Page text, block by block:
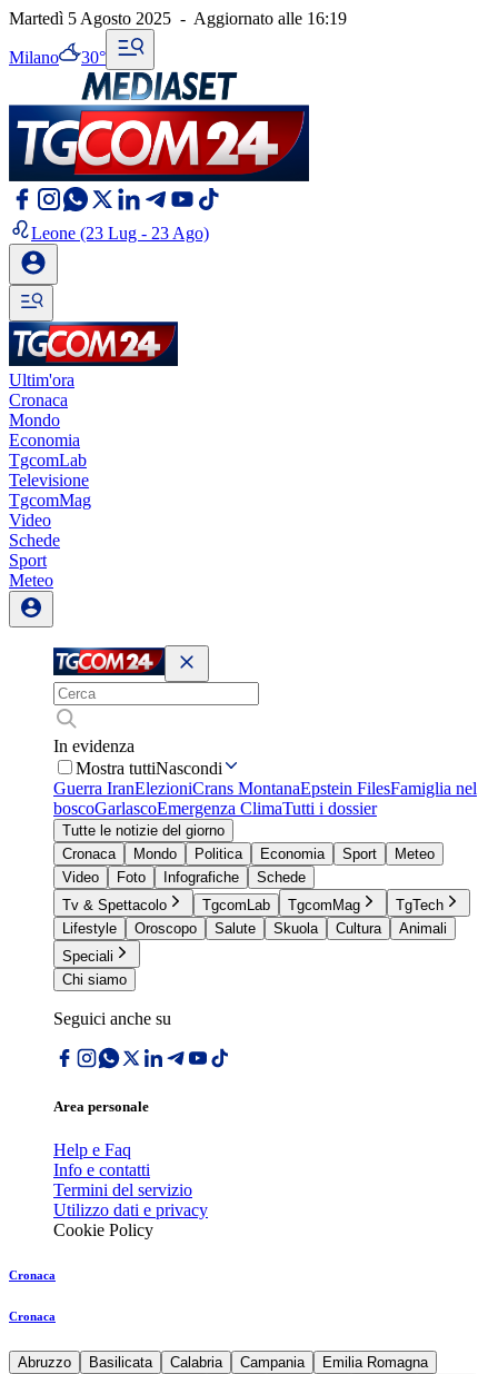
Martedì 5 Agosto 2025 - Aggiornato alle 16:19
Milano 30°
Leone (23 Lug - 23 Ago)
Ultim'ora
Cronaca
Mondo
Economia
TgcomLab
Televisione
TgcomMag
Video
Schede
Sport
Meteo
In evidenza
Mostra tuttiNascondi
Guerra IranElezioniCrans MontanaEpstein FilesFamiglia nel
boscoGarlascoEmergenza ClimaTutti i dossier
Tutte le notizie del giorno
Cronaca
Mondo Politica Economia Sport
Meteo
Video
Foto Infografiche
Schede
Tv & Spettacolo
TgcomLab TgcomMag
TgTech
Lifestyle
Oroscopo Salute Skuola Cultura
Animali
Speciali
Chi siamo
Seguici anche su
Area personale
Help e Faq
Info e contatti
Termini del servizio
Utilizzo dati e privacy
Cookie Policy
Cronaca
Cronaca
Abruzzo Basilicata Calabria Campania
Emilia Romagna